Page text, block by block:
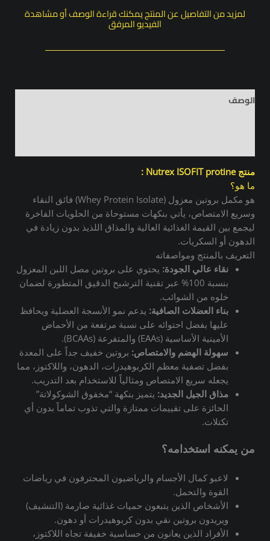
لمزيد من التفاصيل عن المنتج يمكنك قراءة الوصف أو مشاهدة
الفيديو المرفق
الوصف
منتج Nutrex ISOFIT protine :
ما هو؟
هو مكمل بروتين معزول (Whey Protein Isolate) فائق النقاء
وسريع الامتصاص، يأتي بنكهات مستوحاة من الحلويات الفاخرة
ليجمع بين القيمة الغذائية العالية والمذاق اللذيذ بدون زيادة في
الدهون أو السكريات.
التعريف بالمنتج ومواصفاته
نقاء عالي الجودة: يحتوي على بروتين مصل اللبن المعزول
بنسبة 100% عبر تقنية الترشيح الدقيق المتطورة لضمان
خلوه من الشوائب.
بناء العضلات الصافية: يدعم نمو الأنسجة العضلية ويحافظ
عليها بفضل احتوائه على نسبة مرتفعة من الأحماض
الأمينية الأساسية (EAAs) والمتفرعة (BCAAs).
سهولة الهضم والامتصاص: بروتين خفيف جداً على المعدة
بفضل تصفية معظم الكربوهيدرات، الدهون، واللاكتوز، مما
يجعله سريع الامتصاص ومثالياً للاستخدام بعد التدريب.
مذاق الجيل الجديد: يتميز بنكهة “مخفوق الشوكولاتة”
الحائزة على تقييمات ممتازة والتي تذوب تماماً بدون أي
تكتلات.
من يمكنه استخدامه؟
لاعبو كمال الأجسام والرياضيون المحترفون في رياضات
القوة والتحمل.
الأشخاص الذين يتبعون حميات غذائية صارمة (التنشيف)
ويريدون بروتين نقي بدون كربوهيدرات أو دهون.
الأفراد الذين يعانون من حساسية خفيفة تجاه اللاكتوز،